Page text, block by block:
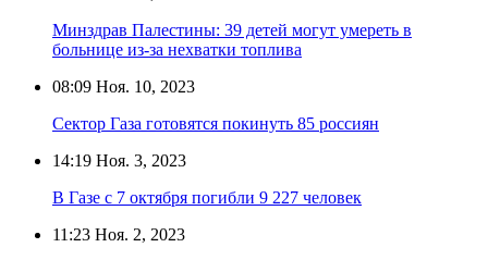
Минздрав Палестины: 39 детей могут умереть в
больнице из-за нехватки топлива
08:09 Ноя. 10, 2023
Сектор Газа готовятся покинуть 85 россиян
14:19 Ноя. 3, 2023
В Газе с 7 октября погибли 9 227 человек
11:23 Ноя. 2, 2023